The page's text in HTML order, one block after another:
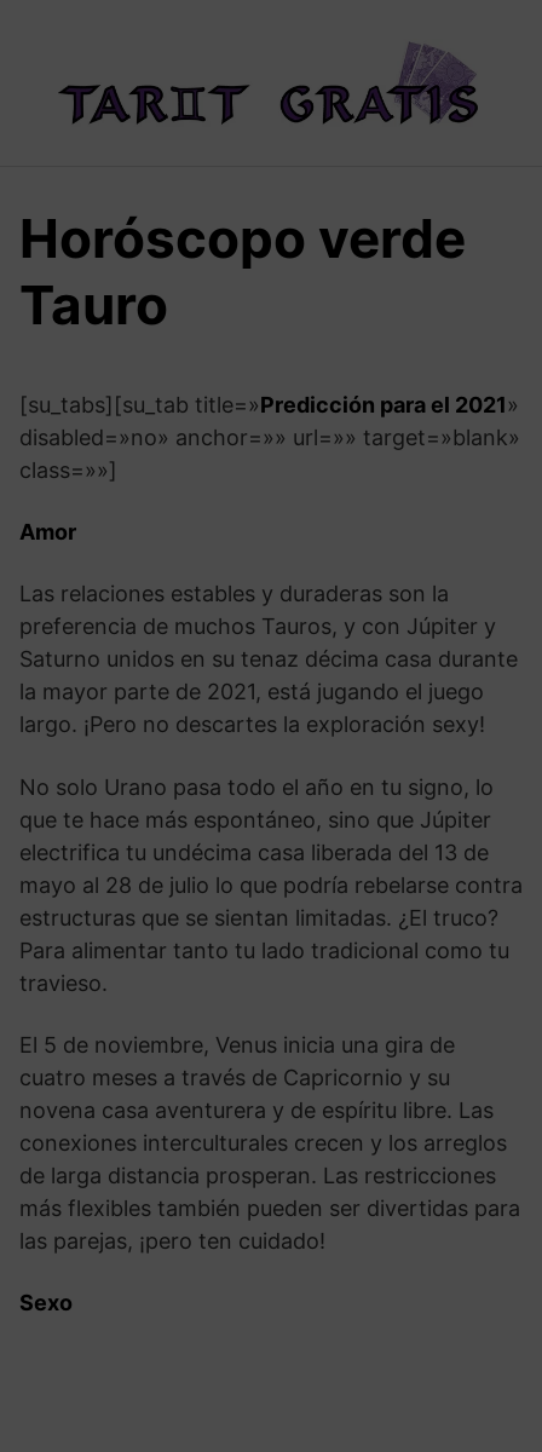
Horóscopo verde
Tauro
[su_tabs][su_tab title=»Predicción para el 2021»
disabled=»no» anchor=»» url=»» target=»blank»
class=»»]
Amor
Las relaciones estables y duraderas son la
preferencia de muchos Tauros, y con Júpiter y
Saturno unidos en su tenaz décima casa durante
la mayor parte de 2021, está jugando el juego
largo. ¡Pero no descartes la exploración sexy!
No solo Urano pasa todo el año en tu signo, lo
que te hace más espontáneo, sino que Júpiter
electrifica tu undécima casa liberada del 13 de
mayo al 28 de julio lo que podría rebelarse contra
estructuras que se sientan limitadas. ¿El truco?
Para alimentar tanto tu lado tradicional como tu
travieso.
El 5 de noviembre, Venus inicia una gira de
cuatro meses a través de Capricornio y su
novena casa aventurera y de espíritu libre. Las
conexiones interculturales crecen y los arreglos
de larga distancia prosperan. Las restricciones
más flexibles también pueden ser divertidas para
las parejas, ¡pero ten cuidado!
Sexo